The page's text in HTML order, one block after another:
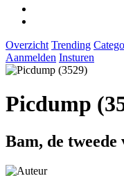
Overzicht Trending
Aanmelden Insturen
Picdump
Bam, de tweede